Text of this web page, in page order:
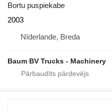
Bortu puspiekabe
2003
Nīderlande, Breda
Baum BV Trucks - Machinery